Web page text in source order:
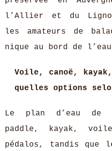
l’Allier et du
les amateurs de
nique au bord de
Voile, canoë,
quelles options
Le plan d’eau de
paddle, kayak,
pédalos, tandis que